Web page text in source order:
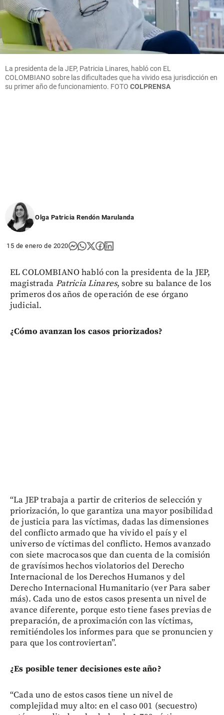
La presidenta de la JEP, Patricia Linares, habló con EL
COLOMBIANO sobre las dificultades que ha vivido esa jurisdicción en
su primer año de funcionamiento. FOTO COLPRENSA
Olga Patricia Rendón Marulanda
15 de enero de 2020
EL COLOMBIANO habló con la presidenta de la JEP,
magistrada Patricia Linares, sobre su balance de los
primeros dos años de operación de ese órgano
judicial.
¿Cómo avanzan los casos priorizados?
“La JEP trabaja a partir de criterios de selección y
priorización, lo que garantiza una mayor posibilidad
de justicia para las víctimas, dadas las dimensiones
del conflicto armado que ha vivido el país y el
universo de víctimas del conflicto. Hemos avanzado
con siete macrocasos que dan cuenta de la comisión
de gravísimos hechos violatorios del Derecho
Internacional de los Derechos Humanos y del
Derecho Internacional Humanitario (ver Para saber
más). Cada uno de estos casos presenta un nivel de
avance diferente, porque esto tiene fases previas de
preparación, de aproximación con las víctimas,
remitiéndoles los informes para que se pronuncien y
para que los controviertan”.
¿Es posible tener decisiones este año?
“Cada uno de estos casos tiene un nivel de
complejidad muy alto: en el caso 001 (secuestro)